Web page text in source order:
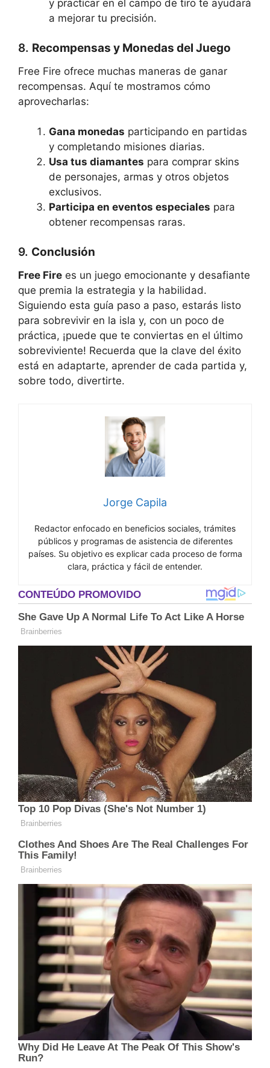
y practicar en el campo de tiro te ayudará
a mejorar tu precisión.
8. Recompensas y Monedas del Juego
Free Fire ofrece muchas maneras de ganar
recompensas. Aquí te mostramos cómo
aprovecharlas:
Gana monedas participando en partidas
y completando misiones diarias.
Usa tus diamantes para comprar skins
de personajes, armas y otros objetos
exclusivos.
Participa en eventos especiales para
obtener recompensas raras.
9. Conclusión
Free Fire es un juego emocionante y desafiante
que premia la estrategia y la habilidad.
Siguiendo esta guía paso a paso, estarás listo
para sobrevivir en la isla y, con un poco de
práctica, ¡puede que te conviertas en el último
sobreviviente! Recuerda que la clave del éxito
está en adaptarte, aprender de cada partida y,
sobre todo, divertirte.
Jorge Capila
Redactor enfocado en beneficios sociales, trámites
públicos y programas de asistencia de diferentes
países. Su objetivo es explicar cada proceso de forma
clara, práctica y fácil de entender.